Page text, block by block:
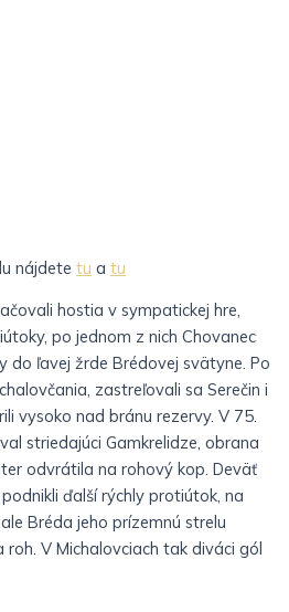
nájdete tu a tu
hostia v sympatickej hre,
po jednom z nich Chovanec
do ľavej žrde Brédovej svätyne. Po
zastreľovali sa Serečin i
vysoko nad bránu rezervy. V 75.
striedajúci Gamkrelidze, obrana
odvrátila na rohový kop. Deväť
ďalší rýchly protiútok, na
Bréda jeho prízemnú strelu
V Michalovciach tak diváci gól